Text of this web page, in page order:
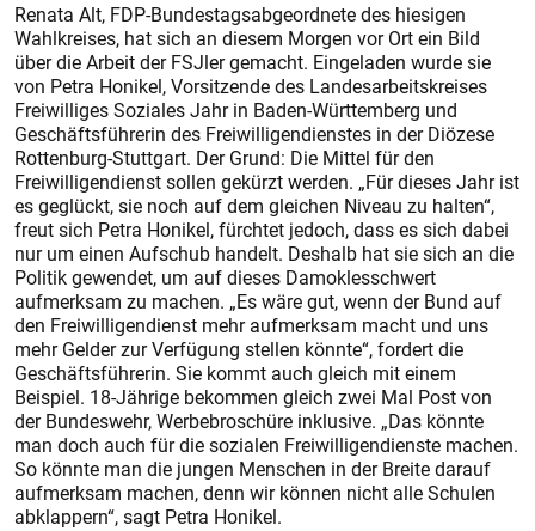
Renata Alt, FDP-Bundestagsabgeordnete des hiesigen
Wahlkreises, hat sich an diesem Morgen vor Ort ein Bild
über die Arbeit der FSJler gemacht. Eingeladen wurde sie
von Petra Honikel, Vorsitzende des Landesarbeitskreises
Freiwilliges Soziales Jahr in Baden-Württemberg und
Geschäftsführerin des Freiwilligendienstes in der Diözese
Rottenburg-Stuttgart. Der Grund: Die Mittel für den
Freiwilligendienst sollen gekürzt werden. „Für dieses Jahr ist
es geglückt, sie noch auf dem gleichen Niveau zu halten“,
freut sich Petra Honikel, fürchtet jedoch, dass es sich dabei
nur um einen Aufschub handelt. Deshalb hat sie sich an die
Politik gewendet, um auf dieses Damoklesschwert
aufmerksam zu machen. „Es wäre gut, wenn der Bund auf
den Freiwilligendienst mehr aufmerksam macht und uns
mehr Gelder zur Verfügung stellen könnte“, fordert die
Geschäftsführerin. Sie kommt auch gleich mit einem
Beispiel. 18-Jährige bekommen gleich zwei Mal Post von
der Bundeswehr, Werbebroschüre inklusive. „Das könnte
man doch auch für die sozialen Freiwilligendienste machen.
So könnte man die jungen Menschen in der Breite darauf
aufmerksam machen, denn wir können nicht alle Schulen
abklappern“, sagt Petra Honikel.